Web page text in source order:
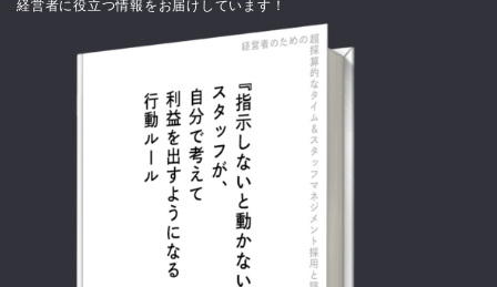
経営者に役立つ情報をお届けしています！